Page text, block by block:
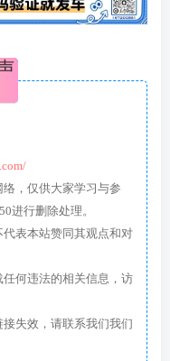
，仅供大家学习与参
进行删除处理。
表本站赞同其观点和对
何违法的相关信息，访
失效，请联系我们我们